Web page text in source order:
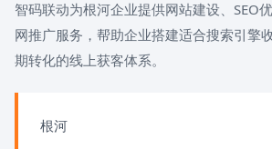
智码联动为根河企业提供网站建设、SEO
网推广服务，帮助企业搭建适合搜索引擎
期转化的线上获客体系。
根河